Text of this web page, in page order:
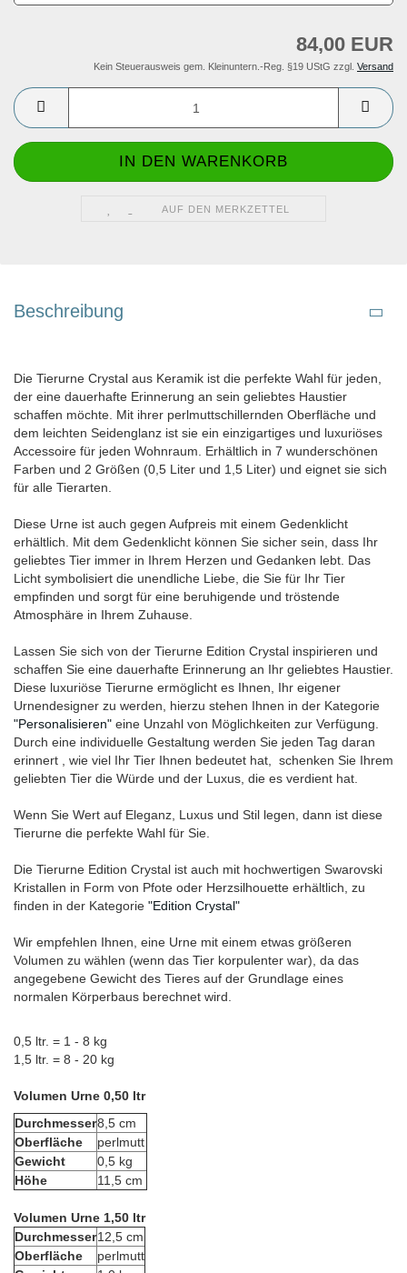
84,00 EUR
Kein Steuerausweis gem. Kleinuntern.-Reg. §19 UStG zzgl. Versand
AUF DEN MERKZETTEL
Beschreibung
Die Tierurne Crystal aus Keramik ist die perfekte Wahl für jeden,
der eine dauerhafte Erinnerung an sein geliebtes Haustier
schaffen möchte. Mit ihrer perlmuttschillernden Oberfläche und
dem leichten Seidenglanz ist sie ein einzigartiges und luxuriöses
Accessoire für jeden Wohnraum. Erhältlich in 7 wunderschönen
Farben und 2 Größen (0,5 Liter und 1,5 Liter) und eignet sie sich
für alle Tierarten.
Diese Urne ist auch gegen Aufpreis mit einem Gedenklicht
erhältlich. Mit dem Gedenklicht können Sie sicher sein, dass Ihr
geliebtes Tier immer in Ihrem Herzen und Gedanken lebt. Das
Licht symbolisiert die unendliche Liebe, die Sie für Ihr Tier
empfinden und sorgt für eine beruhigende und tröstende
Atmosphäre in Ihrem Zuhause.
Lassen Sie sich von der Tierurne Edition Crystal inspirieren und
schaffen Sie eine dauerhafte Erinnerung an Ihr geliebtes Haustier.
Diese luxuriöse Tierurne ermöglicht es Ihnen, Ihr eigener
Urnendesigner zu werden, hierzu stehen Ihnen in der Kategorie
"Personalisieren" eine Unzahl von Möglichkeiten zur Verfügung.
Durch eine individuelle Gestaltung werden Sie jeden Tag daran
erinnert , wie viel Ihr Tier Ihnen bedeutet hat, schenken Sie Ihrem
geliebten Tier die Würde und der Luxus, die es verdient hat.
Wenn Sie Wert auf Eleganz, Luxus und Stil legen, dann ist diese
Tierurne die perfekte Wahl für Sie.
Die Tierurne Edition Crystal ist auch mit hochwertigen Swarovski
Kristallen in Form von Pfote oder Herzsilhouette erhältlich, zu
finden in der Kategorie "Edition Crystal"
Wir empfehlen Ihnen, eine Urne mit einem etwas größeren
Volumen zu wählen (wenn das Tier korpulenter war), da das
angegebene Gewicht des Tieres auf der Grundlage eines
normalen Körperbaus berechnet wird.
0,5 ltr. = 1 - 8 kg
1,5 ltr. = 8 - 20 kg
Volumen Urne 0,50 ltr
Durchmesser8,5 cm
Oberfläche
perlmutt
Gewicht
0,5 kg
Höhe
11,5 cm
Volumen Urne 1,50 ltr
Durchmesser12,5 cm
Oberfläche
perlmutt